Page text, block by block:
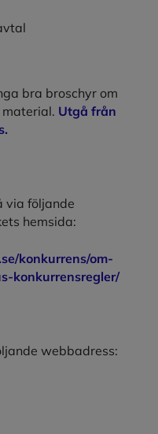
bra broschyr om
Utgå från
via följande
hemsida:
konkurrens/om-
konkurrensregler/
webbadress: